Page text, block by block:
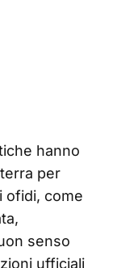
hanno
per
ofidi, come
senso
ufficiali